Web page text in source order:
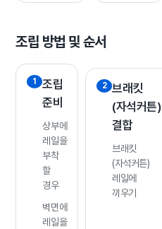
조립 방법 및 순서
조립
준비
상부에
레일을
부착
할
경우
벽면에
레일을
브래킷
(자석커튼)
결합
브래킷
(자석커튼)
레일에
끼우기